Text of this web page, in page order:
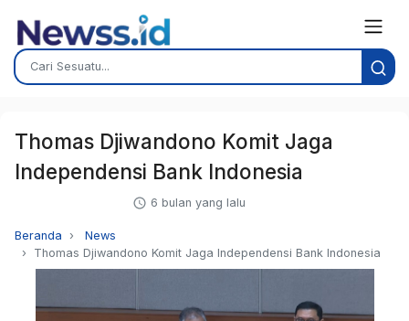
Thomas Djiwandono Komit Jaga
Independensi Bank Indonesia
6 bulan yang lalu
Beranda
News
Thomas Djiwandono Komit Jaga Independensi Bank Indonesia